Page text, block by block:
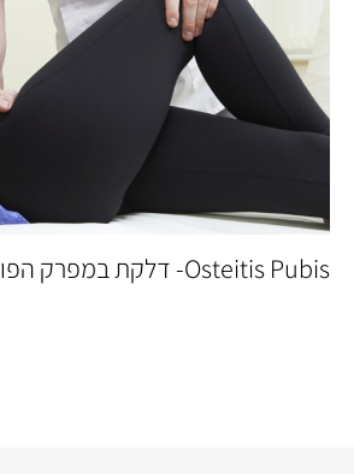
Osteitis Pubis- דלקת במפרק הפוביס סימפזיס